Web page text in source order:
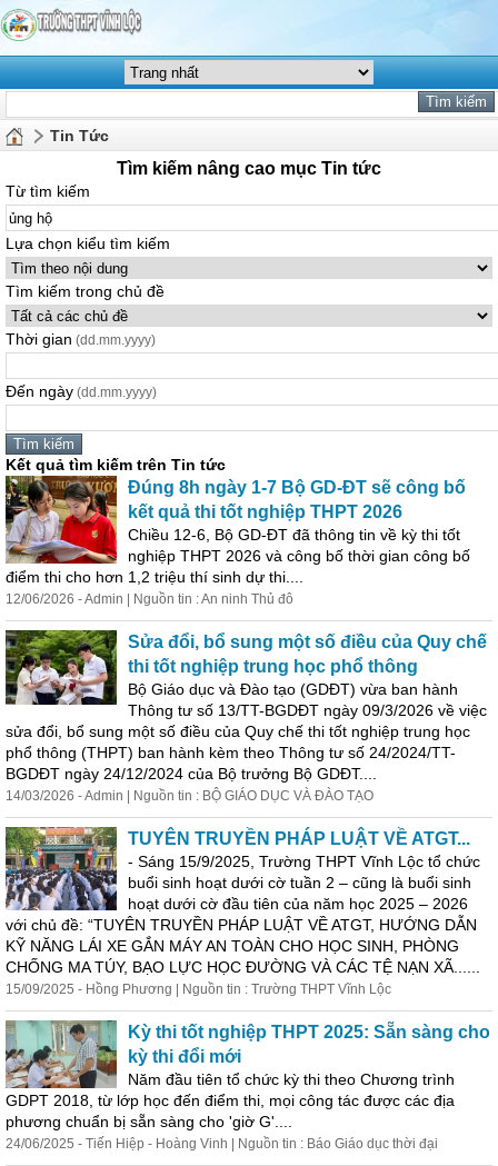
Tin Tức
Tìm kiếm nâng cao mục Tin tức
Từ tìm kiếm
Lựa chọn kiểu tìm kiếm
Tìm kiếm trong chủ đề
Thời gian (dd.mm.yyyy)
Đến ngày (dd.mm.yyyy)
Kết quả tìm kiếm trên Tin tức
Đúng 8h ngày 1-7 Bộ GD-ĐT sẽ công bố
kết quả thi tốt nghiệp THPT 2026
Chiều 12-6, Bộ GD-ĐT đã thông tin về kỳ thi tốt
nghiệp THPT 2026 và công bố thời gian công bố
điểm thi cho hơn 1,2 triệu thí sinh dự thi....
12/06/2026 - Admin | Nguồn tin : An ninh Thủ đô
Sửa đổi, bổ sung một số điều của Quy chế
thi tốt nghiệp trung học phổ thông
Bộ Giáo dục và Đào tạo (GDĐT) vừa ban hành
Thông tư số 13/TT-BGDĐT ngày 09/3/2026 về việc
sửa đổi, bổ sung một số điều của Quy chế thi tốt nghiệp trung học
phổ thông (THPT) ban hành kèm theo Thông tư số 24/2024/TT-
BGDĐT ngày 24/12/2024 của Bộ trưởng Bộ GDĐT....
14/03/2026 - Admin | Nguồn tin : BỘ GIÁO DỤC VÀ ĐÀO TẠO
TUYÊN TRUYỀN PHÁP LUẬT VỀ ATGT...
- Sáng 15/9/2025, Trường THPT Vĩnh Lộc tổ chức
buổi sinh hoạt dưới cờ tuần 2 – cũng là buổi sinh
hoạt dưới cờ đầu tiên của năm học 2025 – 2026
với chủ đề: “TUYÊN TRUYỀN PHÁP LUẬT VỀ ATGT, HƯỚNG DẪN
KỸ NĂNG LÁI XE GẮN MÁY AN TOÀN CHO HỌC SINH, PHÒNG
CHỐNG MA TÚY, BẠO LỰC HỌC ĐƯỜNG VÀ CÁC TỆ NẠN XÃ......
15/09/2025 - Hồng Phương | Nguồn tin : Trường THPT Vĩnh Lộc
Kỳ thi tốt nghiệp THPT 2025: Sẵn sàng cho
kỳ thi đổi mới
Năm đầu tiên tổ chức kỳ thi theo Chương trình
GDPT 2018, từ lớp học đến điểm thi, mọi công tác được các địa
phương chuẩn bị sẵn sàng cho 'giờ G'....
24/06/2025 - Tiến Hiệp - Hoàng Vinh | Nguồn tin : Báo Giáo dục thời đại